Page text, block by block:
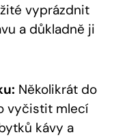
vyprázdnit⁣
⁣a‌ důkladně ji
Několikrát do⁣
vyčistit mlecí
kávy​ a‍